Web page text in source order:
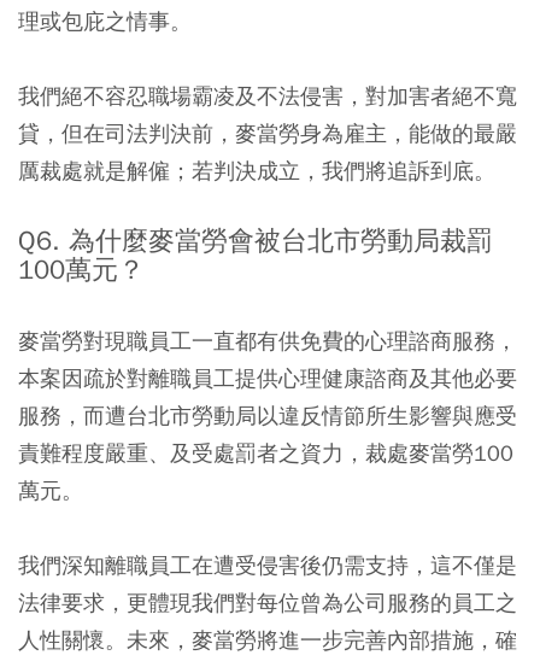
理或包庇之情事。
我們絕不容忍職場霸凌及不法侵害，對加害者絕不寬
貸，但在司法判決前，麥當勞身為雇主，能做的最嚴
厲裁處就是解僱；若判決成立，我們將追訴到底。
Q6. 為什麼麥當勞會被台北市勞動局裁罰
100萬元？
麥當勞對現職員工一直都有供免費的心理諮商服務，
本案因疏於對離職員工提供心理健康諮商及其他必要
服務，而遭台北市勞動局以違反情節所生影響與應受
責難程度嚴重、及受處罰者之資力，裁處麥當勞100
萬元。
我們深知離職員工在遭受侵害後仍需支持，這不僅是
法律要求，更體現我們對每位曾為公司服務的員工之
人性關懷。未來，麥當勞將進一步完善內部措施，確